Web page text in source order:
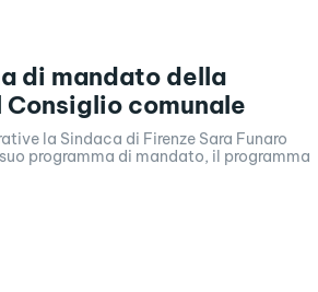
di mandato della
comunale
la Sindaca di Firenze Sara Funaro
programma di mandato, il programma